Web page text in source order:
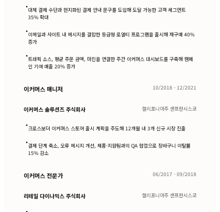
•대체 결제 수단과 현지화된 결제 안내 문구를 도입해 도달 가능한 고객 세그먼트
35% 확대
•이메일과 사이트 내 메시지를 결합한 등급형 로열티 프로그램을 출시해 재구매 40%
증가
•트래픽 소스, 평균 주문 금액, 마진을 연결한 주간 이커머스 대시보드를 구축해 캠페
인 기여 매출 20% 증가
이커머스 매니저 10/2018 - 12/2021
이커머스 솔루션즈 주식회사 캘리포니아주 샌프란시스코
•크로스보더 이커머스 스토어 출시 계획을 주도해 12개월 내 3개 신규 시장 진출
•결제 단계 축소, 오류 메시지 개선, 제품·지원팀과의 QA 협업으로 장바구니 이탈률
15% 감소
이커머스 전문가 06/2017 - 09/2018
리테일 다이나믹스 주식회사 캘리포니아주 샌프란시스코